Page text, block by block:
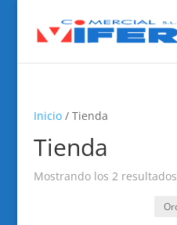
Inicio/ Tienda
Tienda
Mostrando los 2 resultados